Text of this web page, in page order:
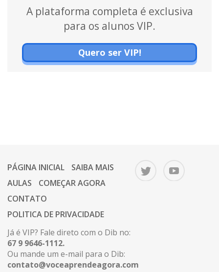
A plataforma completa é exclusiva
para os alunos VIP.
Quero ser VIP!
PÁGINA INICIAL
SAIBA MAIS
AULAS
COMEÇAR AGORA
CONTATO
POLITICA DE PRIVACIDADE
Já é VIP? Fale direto com o Dib no:
67 9 9646-1112.
Ou mande um e-mail para o Dib:
contato@voceaprendeagora.com